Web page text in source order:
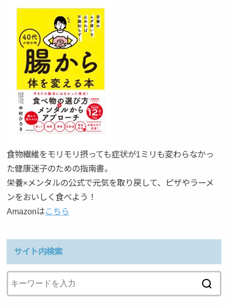
食物繊維をモリモリ摂っても症状が1ミリも変わらなかっ
た健康迷子のための指南書。
栄養×メンタルの公式で元気を取り戻して、ピザやラーメ
ンをおいしく食べよう！
Amazonは こちら
サイト内検索